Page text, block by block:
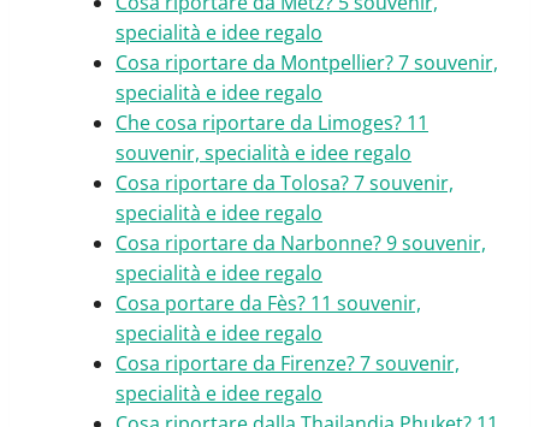
specialità e idee regalo
Cosa riportare da Montpellier? 7 souvenir,
specialità e idee regalo
Che cosa riportare da Limoges? 11
souvenir, specialità e idee regalo
Cosa riportare da Tolosa? 7 souvenir,
specialità e idee regalo
Cosa riportare da Narbonne? 9 souvenir,
specialità e idee regalo
Cosa portare da Fès? 11 souvenir,
specialità e idee regalo
Cosa riportare da Firenze? 7 souvenir,
specialità e idee regalo